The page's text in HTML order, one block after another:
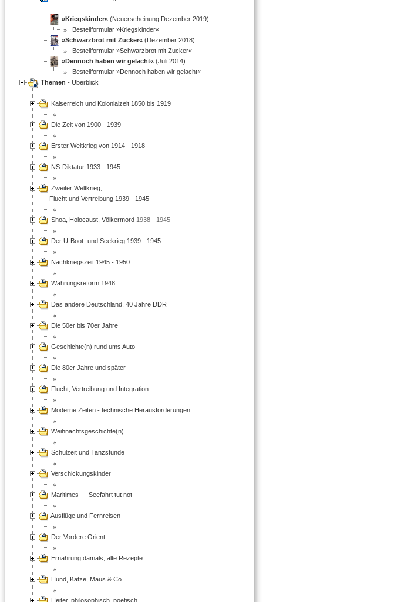
»Kriegskinder« (Neuerscheinung Dezember 2019)
Bestellformular »Kriegskinder«
»Schwarzbrot mit Zucker« (Dezember 2018)
Bestellformular »Schwarzbrot mit Zucker«
»Dennoch haben wir gelacht« (Juli 2014)
Bestellformular »Dennoch haben wir gelacht«
Themen - Überblick
Kaiserreich und Kolonialzeit 1850 bis 1919
Die Zeit von 1900 - 1939
Erster Weltkrieg von 1914 - 1918
NS-Diktatur 1933 - 1945
Zweiter Weltkrieg,
Flucht und Vertreibung 1939 - 1945
Shoa, Holocaust, Völkermord 1938 - 1945
Der U-Boot- und Seekrieg 1939 - 1945
Nachkriegszeit 1945 - 1950
Währungsreform 1948
Das andere Deutschland, 40 Jahre DDR
Die 50er bis 70er Jahre
Geschichte(n) rund ums Auto
Die 80er Jahre und später
Flucht, Vertreibung und Integration
Moderne Zeiten - technische Herausforderungen
Weihnachtsgeschichte(n)
Schulzeit und Tanzstunde
Verschickungskinder
Maritimes — Seefahrt tut not
Ausflüge und Fernreisen
Der Vordere Orient
Ernährung damals, alte Rezepte
Hund, Katze, Maus & Co.
Heiter, philosophisch, poetisch